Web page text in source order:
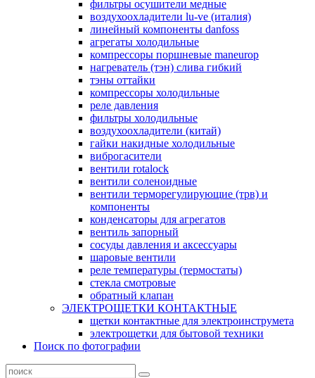
фильтры осушители медные
воздухоохладители lu-ve (италия)
линейный компоненты danfoss
агрегаты холодильные
компрессоры поршневые maneurop
нагреватель (тэн) слива гибкий
тэны оттайки
компрессоры холодильные
реле давления
фильтры холодильные
воздухоохладители (китай)
гайки накидные холодильные
виброгасители
вентили rotalock
вентили соленоидные
вентили терморегулирующие (трв) и
компоненты
конденсаторы для агрегатов
вентиль запорный
сосуды давления и аксессуары
шаровые вентили
реле температуры (термостаты)
стекла смотровые
обратный клапан
ЭЛЕКТРОЩЕТКИ КОНТАКТНЫЕ
щетки контактные для электроинструмета
электрощетки для бытовой техники
Поиск по фотографии